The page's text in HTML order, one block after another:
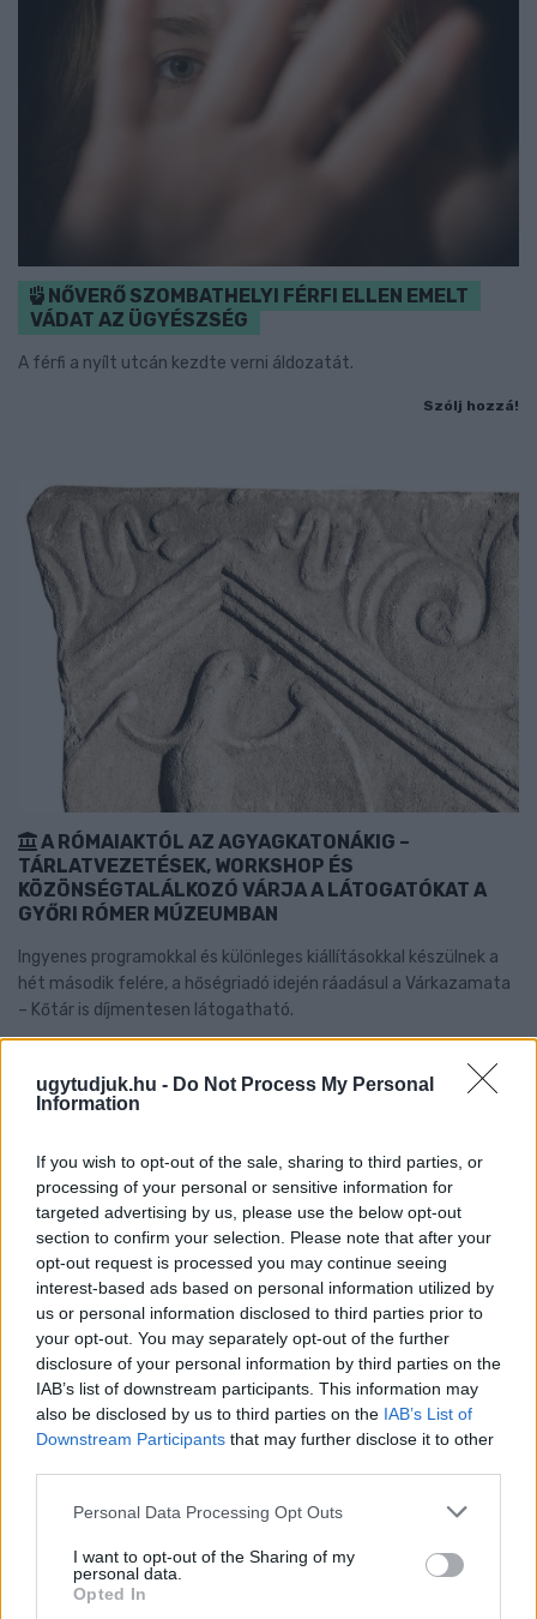
ugytudjuk.hu - Do Not Process My Personal
Information
If you wish to opt-out of the sale, sharing to third parties, or
processing of your personal or sensitive information for
targeted advertising by us, please use the below opt-out
section to confirm your selection. Please note that after your
opt-out request is processed you may continue seeing
interest-based ads based on personal information utilized by
us or personal information disclosed to third parties prior to
your opt-out. You may separately opt-out of the further
disclosure of your personal information by third parties on the
IAB’s list of downstream participants. This information may
also be disclosed by us to third parties on the IAB’s List of
Downstream Participants that may further disclose it to other
Please note that this website/app uses one or more Google
not limited to your visit or usage behaviour. You may click to
grant or deny consent to Google and its third-party tags to
use your data for below specified purposes in below Google
Personal Data Processing Opt Outs
I want to opt-out of the Sharing of my
personal data.
Opted In
NŐVERŐ SZOMBATHELYI FÉRFI ELLEN EMELT
VÁDAT AZ ÜGYÉSZSÉG
A férfi a nyílt utcán kezdte verni áldozatát.
Szólj hozzá!
A RÓMAIAKTÓL AZ AGYAGKATONÁKIG –
TÁRLATVEZETÉSEK, WORKSHOP ÉS
KÖZÖNSÉGTALÁLKOZÓ VÁRJA A LÁTOGATÓKAT A
GYŐRI RÓMER MÚZEUMBAN
Ingyenes programokkal és különleges kiállításokkal készülnek a
hét második felére, a hőségriadó idején ráadásul a Várkazamata
– Kőtár is díjmentesen látogatható.
- LETILTOTTA A GOOGLE A VÉDVONAL LEVELEZŐ
Nem vicc! A Fidesz maradéka tényleg egy ingyenes e-mail
szolgáltatást használt, hogy megvédje a Fidesz maradékát.